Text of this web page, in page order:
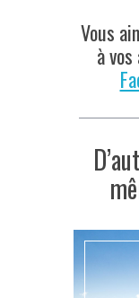
Vous
à